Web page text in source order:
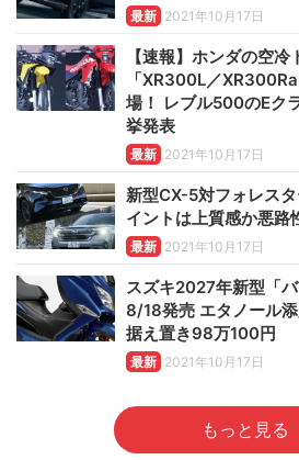
最新 2021年10月17日
【速報】ホンダの空冷
「XR300L／
場！ レブル500のEク
挙発表
最新 2021年10月17日
新型CX-5対フォレス
イントは上質感か悪路
最新 2021年10月17日
スズキ2027年新型「
8/18発売 エタノール
据え置き98万100円
最新 2021年10月17日
もっと見る